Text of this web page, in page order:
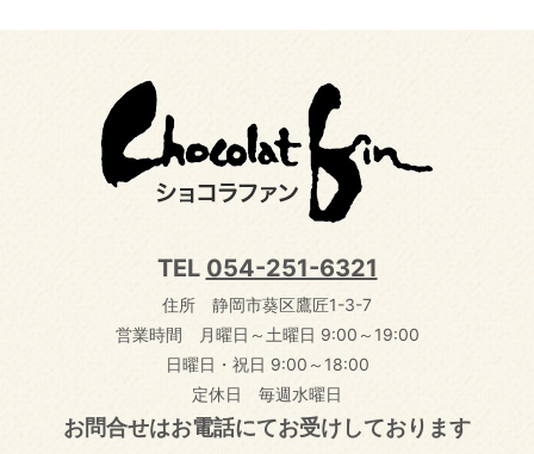
TEL 054-251-6321
住所 静岡市葵区鷹匠1-3-7
営業時間 月曜日～土曜日 9:00～19:00
日曜日・祝日 9:00～18:00
定休日 毎週水曜日
お問合せはお電話にてお受けしております